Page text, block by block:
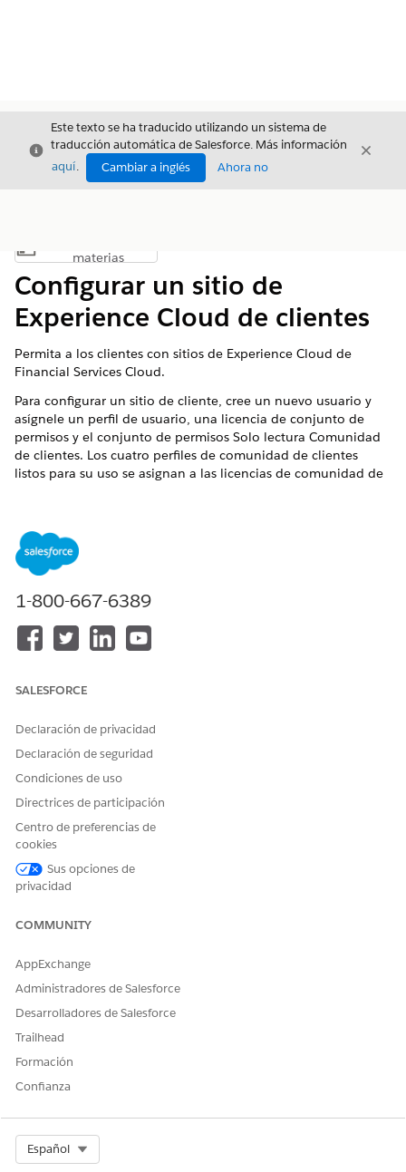
Cerrar
Este texto se ha traducido utilizando un sistema de
traducción automática de Salesforce. Más información
aquí. Cambiar a inglés Ahora no
Cerrar
Mostrar índice de materias
materias
Configurar un sitio de
Experience Cloud de clientes
Permita a los clientes con sitios de Experience Cloud de
Financial Services Cloud.
Para configurar un sitio de cliente, cree un nuevo usuario y
asígnele un perfil de usuario, una licencia de conjunto de
permisos y el conjunto de permisos Solo lectura Comunidad
de clientes. Los cuatro perfiles de comunidad de clientes
listos para su uso se asignan a las licencias de comunidad de
Customer Community Plus Login.
NOTALas licencias y los perfiles de usuario de comunidad
se utilizan en sitios de Experience Cloud.
¡Háganos saber cómo podemos mejorar!
1-800-667-6389
SALESFORCE
Declaración de privacidad
Declaración de seguridad
Condiciones de uso
Directrices de participación
Centro de preferencias de
cookies
Sus opciones de
privacidad
COMMUNITY
AppExchange
Administradores de Salesforce
Desarrolladores de Salesforce
Trailhead
Formación
Confianza
Español